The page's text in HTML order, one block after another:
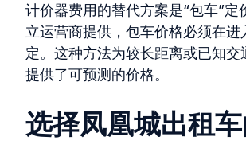
计价器费用的替代方案是“包车”定
立运营商提供，包车价格必须在进
定。这种方法为较长距离或已知交
提供了可预测的价格。
选择凤凰城出租